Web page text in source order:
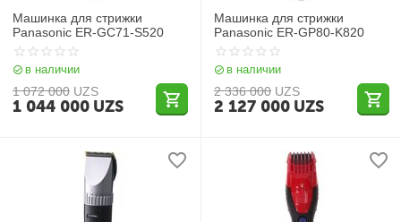
Машинка для стрижки
Panasonic ER-GC71-S520
в наличии
1 072 000 UZS
1 044 000 UZS
Машинка для стрижки
Panasonic ER-GP80-K820
в наличии
2 336 000 UZS
2 127 000 UZS